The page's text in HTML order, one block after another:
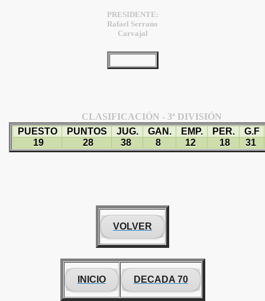
PRESIDENTE:
Rafael Serrano
Carvajal
CLASIFICACIÓN - 3ª DIVISIÓN
PUESTO
PUNTOS JUG. GAN. EMP. PER.
G.F
19
28 38 8 12 18 31
VOLVER
INICIO DECADA 70